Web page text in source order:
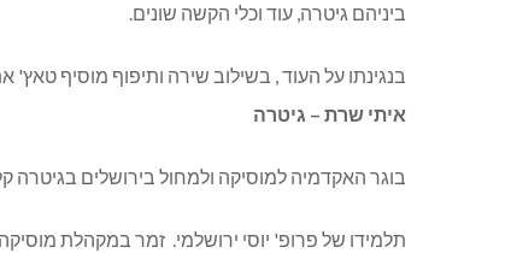
ביניהם גיטרה, עוד וכלי הקשה שונים.
בנגינתו על העוד , בשילוב שירה ותיפוף מוסיף טאץ'
איתי שרת – גיטרה
בוגר האקדמיה למוסיקה ולמחול בירושלים בגיטרה
תלמידו של פרופ' יוסי ירושלמי. זמר במקהלת